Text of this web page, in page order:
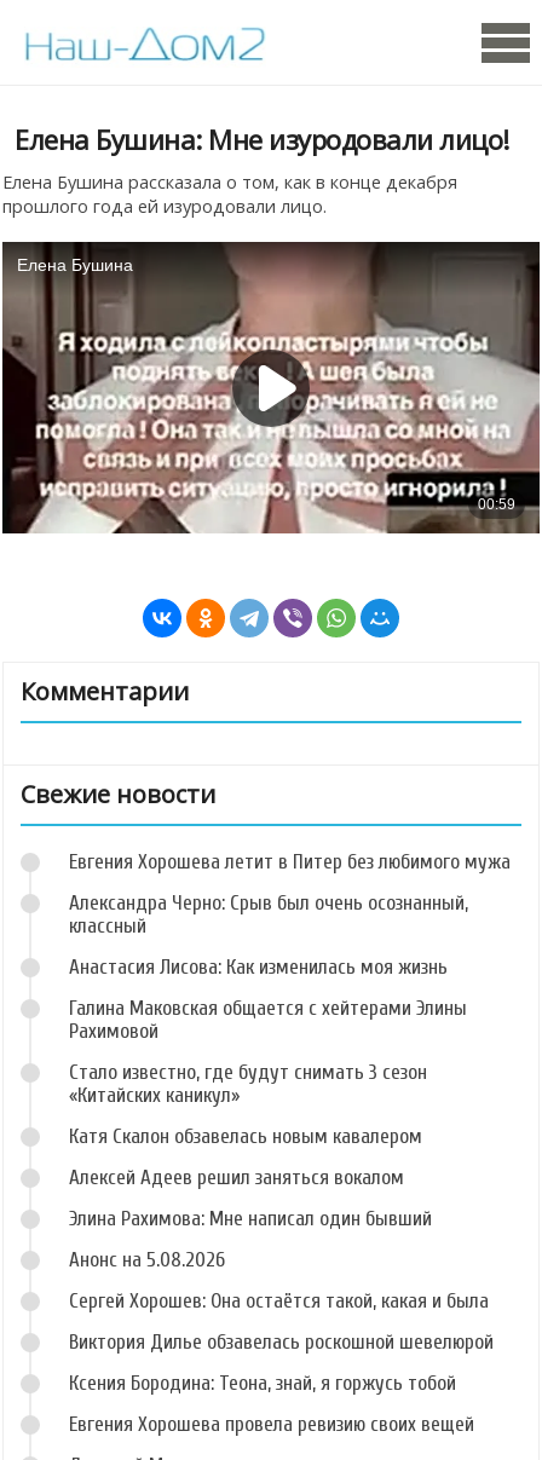
Елена Бушина: Мне изуродовали лицо!
Елена Бушина рассказала о том, как в конце декабря
прошлого года ей изуродовали лицо.
Комментарии
Свежие новости
Евгения Хорошева летит в Питер без любимого мужа
Александра Черно: Срыв был очень осознанный,
классный
Анастасия Лисова: Как изменилась моя жизнь
Галина Маковская общается с хейтерами Элины
Рахимовой
Стало известно, где будут снимать 3 сезон
«Китайских каникул»
Катя Скалон обзавелась новым кавалером
Алексей Адеев решил заняться вокалом
Элина Рахимова: Мне написал один бывший
Анонс на 5.08.2026
Сергей Хорошев: Она остаётся такой, какая и была
Виктория Дилье обзавелась роскошной шевелюрой
Ксения Бородина: Теона, знай, я горжусь тобой
Евгения Хорошева провела ревизию своих вещей